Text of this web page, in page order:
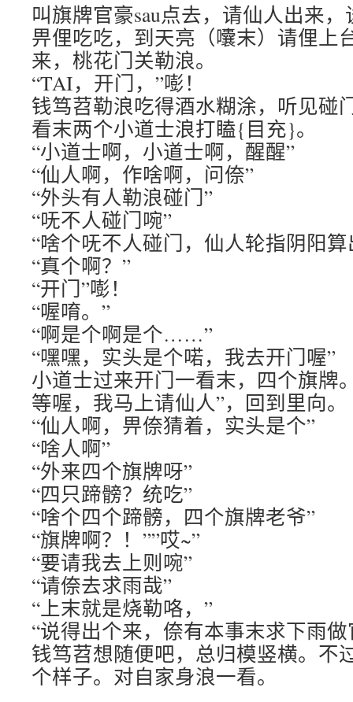
叫旗牌官豪sau点去，请仙人出来
畀俚吃吃，到天亮（囔末）请俚上
来，桃花门关勒浪。
“TAI，开门，”嘭！
钱笃苕勒浪吃得酒水糊涂，听见碰
看末两个小道士浪打瞌{目充}。
“小道士啊，小道士啊，醒醒”
“仙人啊，作啥啊，问倷”
“外头有人勒浪碰门”
“呒不人碰门啘”
“啥个呒不人碰门，仙人轮指阴阳
“真个啊？”
“开门”嘭！
“喔唷。”
“啊是个啊是个……”
“嘿嘿，实头是个喏，我去开门喔”
小道士过来开门一看末，四个旗牌
等喔，我马上请仙人”，回到里向。
“仙人啊，畀倷猜着，实头是个”
“啥人啊”
“外来四个旗牌呀”
“四只蹄髈？统吃”
“啥个四个蹄髈，四个旗牌老爷”
“旗牌啊？！””哎~”
“要请我去上则啘”
“请倷去求雨哉”
“上末就是烧勒咯，”
“说得出个来，倷有本事末求下雨
钱笃苕想随便吧，总归模竖横。不
个样子。对自家身浪一看。